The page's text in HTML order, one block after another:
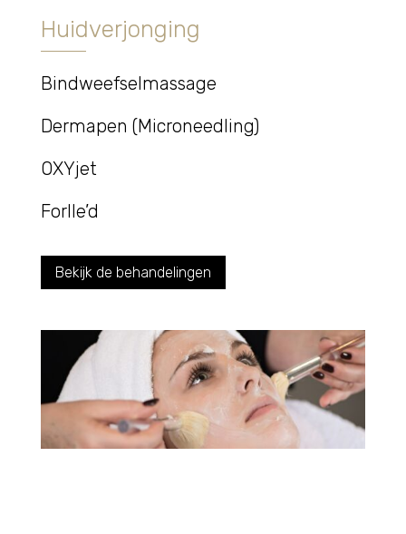
Huidverjonging
Bindweefselmassage
Dermapen (Microneedling)
OXYjet
Forlle’d
Bekijk de behandelingen